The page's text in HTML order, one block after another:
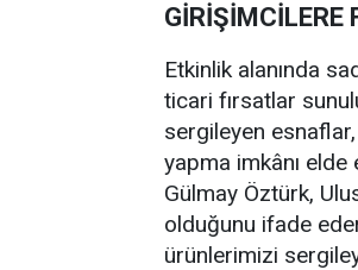
GİRİŞİMCİLERE
Etkinlik alanında
ticari fırsatlar
sergileyen
yapma imkânı elde
Gülmay Öztürk,
olduğunu ifade
ürünlerimizi